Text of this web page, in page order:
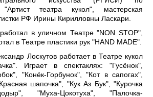
"Артист театра кукол", мастерская
РФ Ирины Кирилловны Ласкари.
в уличном Театре "NON STOP",
в Театре пластики рук "HAND MADE".
Лоскутов работает в Театре кукол
Играет в спектаклях: "Гусёнок",
"Конёк-Горбунок", "Кот в сапогах",
шапочка", "Кук Аз Бук", "Курочка
"Муха-Цокотуха", "Палочка-